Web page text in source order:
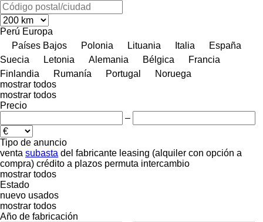
Perú Europa
Países Bajos
Polonia Lituania Italia
España
Suecia
Letonia Alemania Bélgica
Francia
Finlandia
Rumanía Portugal
Noruega
mostrar todos
mostrar todos
Precio
–
Tipo de anuncio
venta subasta del fabricante leasing (alquiler con opción a
compra) crédito a plazos permuta intercambio
mostrar todos
Estado
nuevo usados
mostrar todos
Año de fabricación